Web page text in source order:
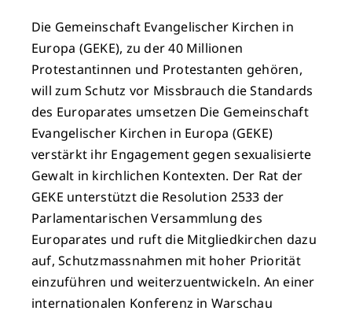
Die Gemeinschaft Evangelischer Kirchen in
Europa (GEKE), zu der 40 Millionen
Protestantinnen und Protestanten gehören,
will zum Schutz vor Missbrauch die Standards
des Europarates umsetzen Die Gemeinschaft
Evangelischer Kirchen in Europa (GEKE)
verstärkt ihr Engagement gegen sexualisierte
Gewalt in kirchlichen Kontexten. Der Rat der
GEKE unterstützt die Resolution 2533 der
Parlamentarischen Versammlung des
Europarates und ruft die Mitgliedkirchen dazu
auf, Schutzmassnahmen mit hoher Priorität
einzuführen und weiterzuentwickeln. An einer
internationalen Konferenz in Warschau